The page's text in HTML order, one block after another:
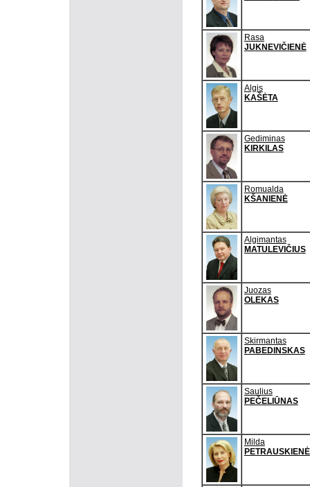
Rasa
JUKNEVIČIENĖ
Algis
KAŠĖTA
Gediminas
KIRKILAS
Romualda
KŠANIENĖ
Algimantas
MATULEVIČIUS
Juozas
OLEKAS
Skirmantas
PABEDINSKAS
Saulius
PEČELIŪNAS
Milda
PETRAUSKIENĖ